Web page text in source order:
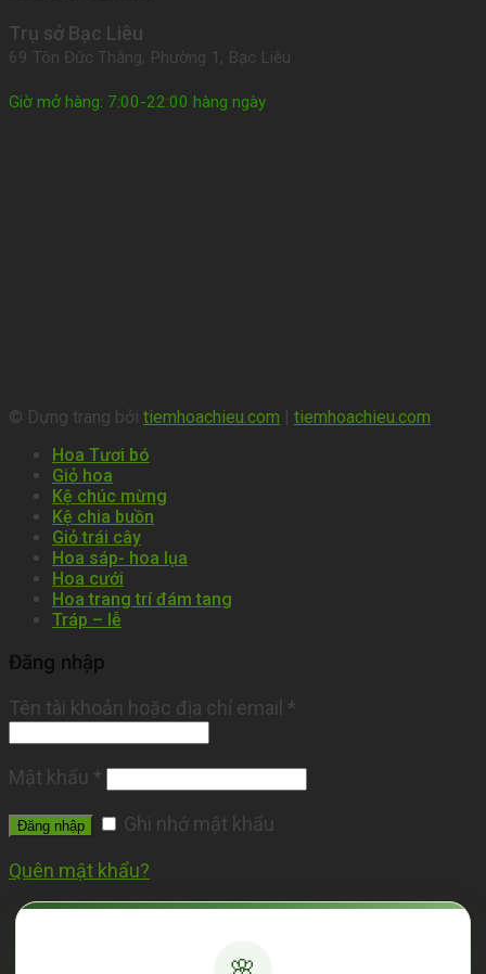
Trụ sở Bạc Liêu
69 Tôn Đức Thắng, Phường 1, Bạc Liêu
Giờ mở hàng: 7:00-22:00 hàng ngày
© Dựng trang bởi tiemhoachieu.com | tiemhoachieu.com
Hoa Tươi bó
Giỏ hoa
Kệ chúc mừng
Kệ chia buồn
Giỏ trái cây
Hoa sáp- hoa lụa
Hoa cưới
Hoa trang trí đám tang
Tráp – lễ
Đăng nhập
Tên tài khoản hoặc địa chỉ email *
Mật khẩu *
Đăng nhập Ghi nhớ mật khẩu
Quên mật khẩu?